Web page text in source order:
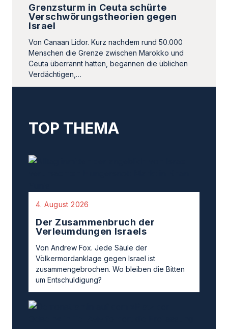
Grenzsturm in Ceuta schürte
Verschwörungstheorien gegen
Israel
Von Canaan Lidor. Kurz nachdem rund 50.000
Menschen die Grenze zwischen Marokko und
Ceuta überrannt hatten, begannen die üblichen
Verdächtigen,…
TOP THEMA
4. August 2026
Der Zusammenbruch der
Verleumdungen Israels
Von Andrew Fox. Jede Säule der
Völkermordanklage gegen Israel ist
zusammengebrochen. Wo bleiben die Bitten
um Entschuldigung?